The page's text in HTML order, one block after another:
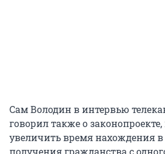
Сам Володин в интервью
говорил также о
увеличить время нахождения в
получения гражданства с